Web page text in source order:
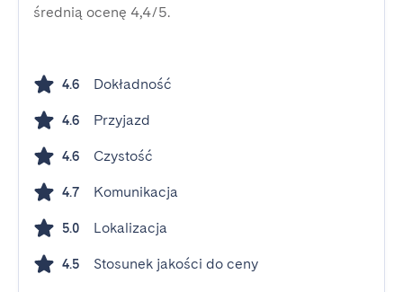
średnią ocenę 4,4/5.
4.6 Dokładność
4.6 Przyjazd
4.6 Czystość
4.7 Komunikacja
5.0 Lokalizacja
4.5 Stosunek jakości do ceny